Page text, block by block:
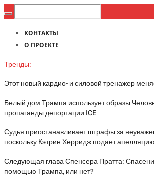
КОНТАКТЫ
О ПРОЕКТЕ
Тренды:
Этот новый кардио- и силовой тренажер
Белый дом Трампа использует образы
пропаганды депортации ICE
Судья приостанавливает штрафы за
поскольку Кэтрин Херридж подает апелляцию
Следующая глава Спенсера Пратта:
помощью Трампа, или нет?